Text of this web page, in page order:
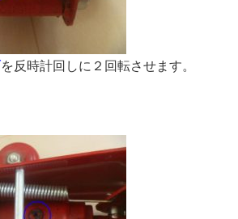
を反時計回しに２回転させます。